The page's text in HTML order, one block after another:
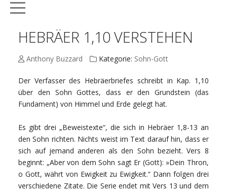
Mobile Menu Toggle
HEBRÄER 1,10 VERSTEHEN
Anthony Buzzard Kategorie: Sohn-Gott
Der Verfasser des Hebräerbriefes schreibt in Kap. 1,10
über den Sohn Gottes, dass er den Grundstein (das
Fundament) von Himmel und Erde gelegt hat.
Es gibt drei „Beweistexte“, die sich in Hebräer 1,8-13 an
den Sohn richten. Nichts weist im Text darauf hin, dass er
sich auf jemand anderen als den Sohn bezieht. Vers 8
beginnt: „Aber von dem Sohn sagt Er (Gott): »Dein Thron,
o Gott, währt von Ewigkeit zu Ewigkeit.“ Dann folgen drei
verschiedene Zitate. Die Serie endet mit Vers 13 und dem